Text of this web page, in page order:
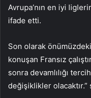
Avrupa’nın en iyi
ifade etti.
Son olarak
konuşan Fransız
sonra devamlılığı
değişiklikler